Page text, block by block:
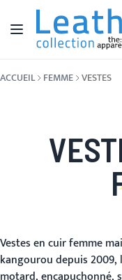
Aller au contenu
Affichage navigation
ACCUEIL FEMME VESTES
Vestes en cuir femme
kangourou depuis 2009,